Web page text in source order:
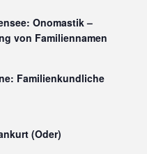
Onomastik –
von Familiennamen
Familienkundliche
(Oder)